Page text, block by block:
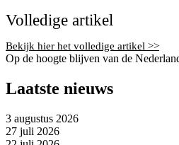
Volledige artikel
Bekijk hier het volledige artikel >>
Op de hoogte blijven van de
Laatste nieuws
3 augustus 2026
27 juli 2026